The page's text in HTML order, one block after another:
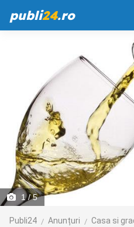
publi24.ro
1/ 5
Publi24 Anunțuri Casa si